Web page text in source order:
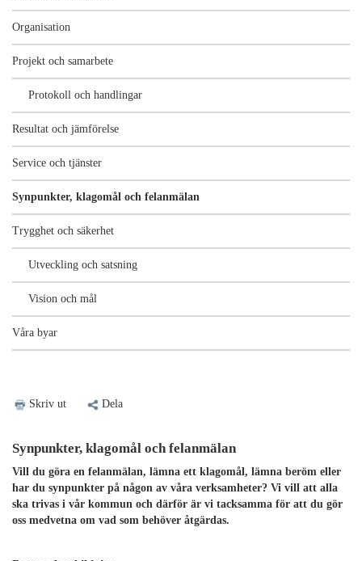
Organisation
Projekt och samarbete
Protokoll och handlingar
Resultat och jämförelse
Service och tjänster
Synpunkter, klagomål och felanmälan
Trygghet och säkerhet
Utveckling och satsning
Vision och mål
Våra byar
Skriv ut Dela
Synpunkter, klagomål och felanmälan
Vill du göra en felanmälan, lämna ett klagomål, lämna beröm eller
har du synpunkter på någon av våra verksamheter? Vi vill att alla
ska trivas i vår kommun och därför är vi tacksamma för att du gör
oss medvetna om vad som behöver åtgärdas.